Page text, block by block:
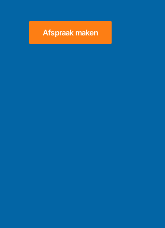
Afspraak maken